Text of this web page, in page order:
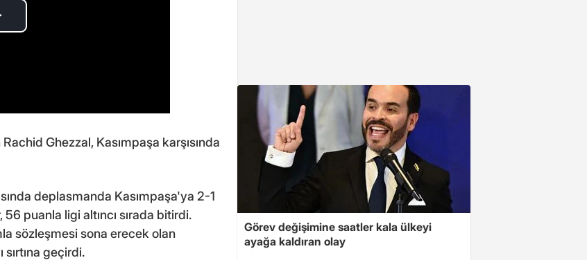
Ghezzal, Kasımpaşa karşısında
deplasmanda Kasımpaşa'ya 2-1
puanla ligi altıncı sırada bitirdi.
sözleşmesi sona erecek olan
geçirdi.
Görev değişimine saatler kala ülkeyi
ayağa kaldıran olay